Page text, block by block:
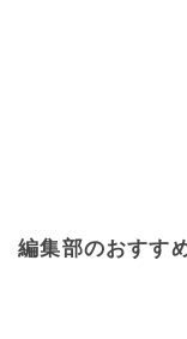
編集部のおすす